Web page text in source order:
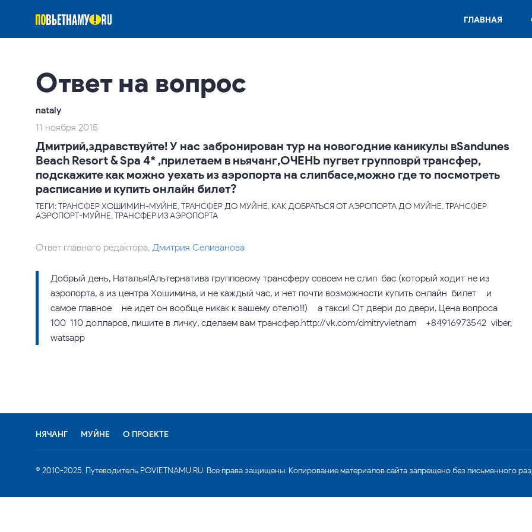
ГЛАВНАЯ
Ответ на вопрос
nataly
11 ноября 2015
Дмитрий,здравствуйте! У нас забронирован тур на новогодние каникулы вSandunes
Beach Resort & Spa 4* ,прилетаем в ньячанг,ОЧЕНЬ пугвет групповрй трансфер,
подскажите как можно уехать из аэропорта на слипбасе,можно где то посмотреть
расписание и купить онлайн билет?
ТЕГИ: ТРАНСФЕР ХОШИМИН-МУЙНЕ, ТРАНСФЕР ДО МУЙНЕ, КАК ДОБРАТЬСЯ ОТ АЭРОПОРТА ДО МУЙНЕ, ТРАНСФЕР
АЭРОПОРТ-МУЙНЕ, ТРАНСФЕР ИЗ АЭРОПОРТА
Ответ главного редактора, Дмитрия Селиванова
Добрый день, Наталья!Альтернатива групповому трансферу совсем не слип-бас (который ходит не из
аэропорта, а из центра Хошимина, и не каждый час, и нет почти возможности купить онлайн-билет – и
самое главное – не идет он вообще никак к вашему отелю!!!) – а такси! От двери до двери. Цена вопроса –
100-110 долларов, пишите в личку, сделаем вам трансфер.http://vk.com/dmitryvietnam +84916973542 viber,
watsapp
НЯЧАНГ МУЙНЕ О ПРОЕКТЕ
© 2010-2025. Путеводитель POVIETNAMU.RU. Все права защищены. Копирование материалов сайта запрещено без письменного